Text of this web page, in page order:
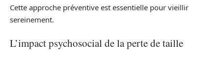
Cette approche préventive est essentielle pour vieillir
sereinement.
L’impact psychosocial de la perte de taille